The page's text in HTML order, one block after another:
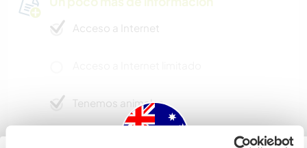
Acceso a Internet
Tenemos animales